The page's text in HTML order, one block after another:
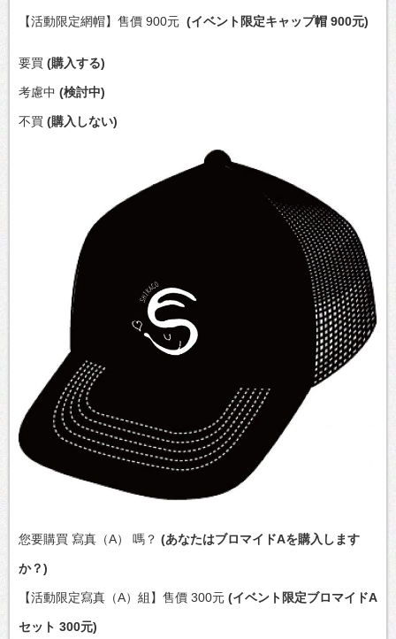
【活動限定網帽】售價 900元 (イベント限定キャップ帽 900元)
要買 (購入する)
考慮中 (検討中)
不買 (購入しない)
您要購買 寫真（A） 嗎？ (あなたはブロマイドAを購入します
か？)
【活動限定寫真（A）組】售價 300元 (イベント限定ブロマイドA
セット 300元)